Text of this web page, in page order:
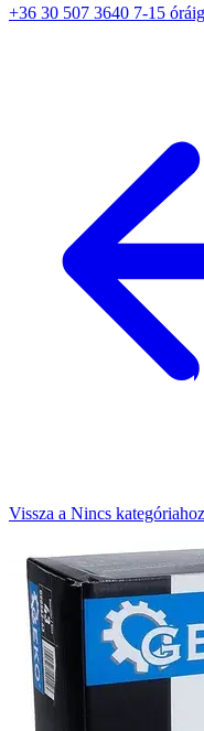
+36 30 507 3640 7-15 óráig
Vissza a Nincs kategóriahoz